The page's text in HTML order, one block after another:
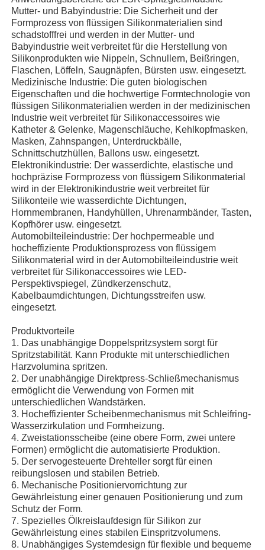
Fabrik Tour
Qualitätskontrolle
Kontakt
Nachrichten
Alle Fälle
Referenzen
LSR-Spritzgießmaschine
Silikon Spritzgießmaschine
LSR-Dosierungssystem
Umspritzmaschine
Spritzgussmaschinen-Zubehör
Spritzgießereien aus Flüssigsilikongummi
flüssiges Silikonformteil
Silikongummi-Spritzgießerei
Mutter- und Babyindustrie: Die Sicherheit und der
Formprozess von flüssigen Silikonmaterialien sind
schadstofffrei und werden in der Mutter- und
Babyindustrie weit verbreitet für die Herstellung von
Silikonprodukten wie Nippeln, Schnullern, Beißringen,
Flaschen, Löffeln, Saugnäpfen, Bürsten usw. eingesetzt.
Medizinische Industrie: Die guten biologischen
Eigenschaften und die hochwertige Formtechnologie von
flüssigen Silikonmaterialien werden in der medizinischen
Industrie weit verbreitet für Silikonaccessoires wie
Katheter & Gelenke, Magenschläuche, Kehlkopfmasken,
Masken, Zahnspangen, Unterdruckbälle,
Schnittschutzhüllen, Ballons usw. eingesetzt.
Elektronikindustrie: Der wasserdichte, elastische und
hochpräzise Formprozess von flüssigem Silikonmaterial
wird in der Elektronikindustrie weit verbreitet für
Silikonteile wie wasserdichte Dichtungen,
Hornmembranen, Handyhüllen, Uhrenarmbänder, Tasten,
Kopfhörer usw. eingesetzt.
Automobilteileindustrie: Der hochpermeable und
hocheffiziente Produktionsprozess von flüssigem
Silikonmaterial wird in der Automobilteileindustrie weit
verbreitet für Silikonaccessoires wie LED-
Perspektivspiegel, Zündkerzenschutz,
Kabelbaumdichtungen, Dichtungsstreifen usw.
eingesetzt.
Produktvorteile
1. Das unabhängige Doppelspritzsystem sorgt für
Spritzstabilität. Kann Produkte mit unterschiedlichen
Harzvolumina spritzen.
2. Der unabhängige Direktpress-Schließmechanismus
ermöglicht die Verwendung von Formen mit
unterschiedlichen Wandstärken.
3. Hocheffizienter Scheibenmechanismus mit Schleifring-
Wasserzirkulation und Formheizung.
4. Zweistationsscheibe (eine obere Form, zwei untere
Formen) ermöglicht die automatisierte Produktion.
5. Der servogesteuerte Drehteller sorgt für einen
reibungslosen und stabilen Betrieb.
6. Mechanische Positioniervorrichtung zur
Gewährleistung einer genauen Positionierung und zum
Schutz der Form.
7. Spezielles Ölkreislaufdesign für Silikon zur
Gewährleistung eines stabilen Einspritzvolumens.
8. Unabhängiges Systemdesign für flexible und bequeme